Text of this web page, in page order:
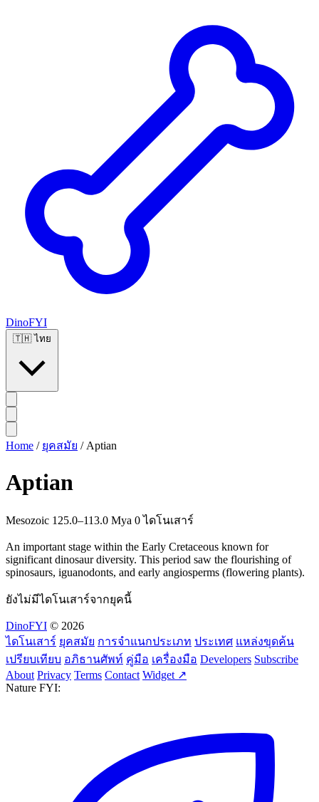
DinoFYI
🇹🇭 ไทย
Home / ยุคสมัย / Aptian
Aptian
Mesozoic 125.0–113.0 Mya 0 ไดโนเสาร์
An important stage within the Early Cretaceous known for
significant dinosaur diversity. This period saw the flourishing of
spinosaurs, iguanodonts, and early angiosperms (flowering plants).
ยังไม่มีไดโนเสาร์จากยุคนี้
DinoFYI © 2026
ไดโนเสาร์ ยุคสมัย การจำแนกประเภท ประเทศ แหล่งขุดค้น
เปรียบเทียบ อภิธานศัพท์ คู่มือ เครื่องมือ Developers Subscribe
About Privacy Terms Contact Widget ↗
Nature FYI: